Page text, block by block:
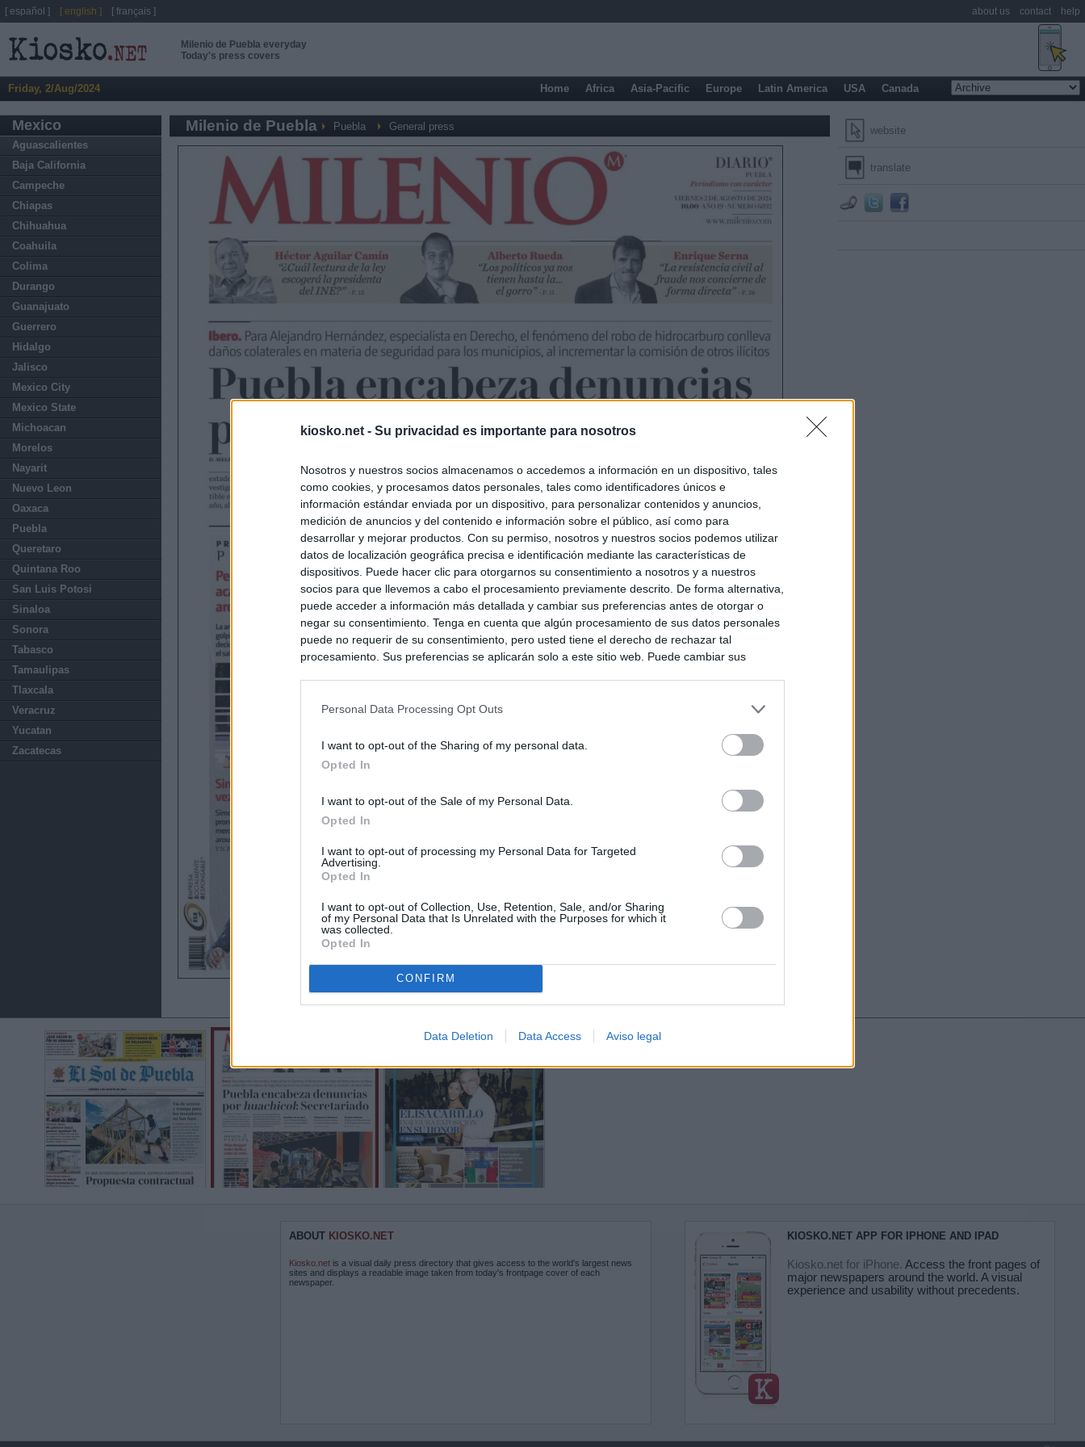
kiosko.net - Su privacidad es importante para nosotros
Nosotros y nuestros socios almacenamos o accedemos a información en un dispositivo, tales
como cookies, y procesamos datos personales, tales como identificadores únicos e
información estándar enviada por un dispositivo, para personalizar contenidos y anuncios,
medición de anuncios y del contenido e información sobre el público, así como para
desarrollar y mejorar productos. Con su permiso, nosotros y nuestros socios podemos utilizar
datos de localización geográfica precisa e identificación mediante las características de
dispositivos. Puede hacer clic para otorgarnos su consentimiento a nosotros y a nuestros
socios para que llevemos a cabo el procesamiento previamente descrito. De forma alternativa,
puede acceder a información más detallada y cambiar sus preferencias antes de otorgar o
negar su consentimiento. Tenga en cuenta que algún procesamiento de sus datos personales
puede no requerir de su consentimiento, pero usted tiene el derecho de rechazar tal
procesamiento. Sus preferencias se aplicarán solo a este sitio web. Puede cambiar sus
Personal Data Processing Opt Outs
I want to opt-out of the Sharing of my personal data.
Opted In
I want to opt-out of the Sale of my Personal Data.
Opted In
I want to opt-out of processing my Personal Data for Targeted
Advertising.
Opted In
I want to opt-out of Collection, Use, Retention, Sale, and/or Sharing
of my Personal Data that Is Unrelated with the Purposes for which it
was collected.
Opted In
CONFIRM
Data Deletion Data Access Aviso legal
Milenio de Puebla everyday
Today's press covers
Friday, 2/Aug/2024 Home Africa Asia-Pacific Europe Latin America USA Canada
Mexico
Aguascalientes
Baja California
Campeche
Chiapas
Chihuahua
Coahuila
Colima
Durango
Guanajuato
Guerrero
Hidalgo
Jalisco
Mexico City
Mexico State
Michoacan
Morelos
Nayarit
Nuevo Leon
Oaxaca
Puebla
Queretaro
Quintana Roo
San Luis Potosi
Sinaloa
Sonora
Tabasco
Tamaulipas
Tlaxcala
Veracruz
Yucatan
Zacatecas
website
translate
Milenio de Puebla Puebla General press
ABOUT KIOSKO.NET
Kiosko.net is a visual daily press directory that gives access to the world's largest news
sites and displays a readable image taken from today's frontpage cover of each
newspaper.
KIOSKO.NET APP FOR IPHONE AND IPAD
Kiosko.net for iPhone. Access the front pages of
major newspapers around the world. A visual
experience and usability without precedents.
[ español ] [ english ] [ français ] about us contact help